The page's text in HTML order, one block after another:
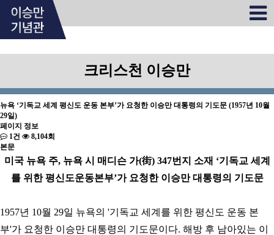
크리스천 이승만
뉴욕 ‘기독교 세계 평신도 운동 본부’가 요청한 이승만 대통령의 기도문 (1957년 10월
29일)
페이지 정보
1건
8,104회
본문
미국 뉴욕 주, 뉴욕 시 매디슨 가(街) 347번지 소재 ‘기독교 세계
를 위한 평신도운동본부’가 요청한 이승만 대통령의 기도문
1957년 10월 29일 뉴욕의 '기독교 세계를 위한 평신도 운동 본
부'가 요청한 이승만 대통령의 기도문이다. 해방 후 남아있는 이